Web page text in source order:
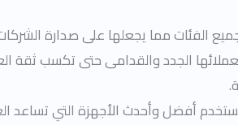
الفئات مما يجعلها على صدارة
الجدد والقدامى حتى تكسب ثقة
تستخدم أفضل وأحدث الأجهزة التي